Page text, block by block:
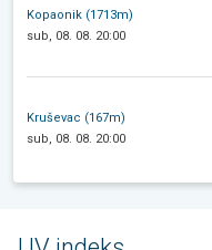
Kopaonik (1713m)
sub, 08. 08. 20:00
Kruševac (167m)
sub, 08. 08. 20:00